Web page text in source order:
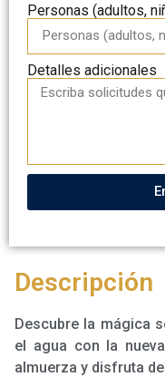
Descripción
Descubre la mágica
el agua con la
almuerza y disfruta
Personas (adultos,
Detalles adicionales